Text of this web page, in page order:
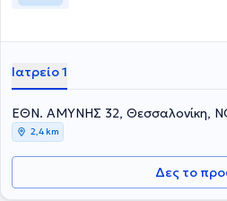
Ιατρείο 1
ΕΘΝ. ΑΜΥΝΗΣ 32, Θεσσαλονίκη,
2,4 km
Δες το